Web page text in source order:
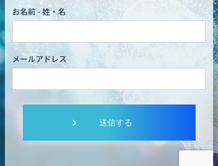
お名前 - 姓・名
メールアドレス
送信する